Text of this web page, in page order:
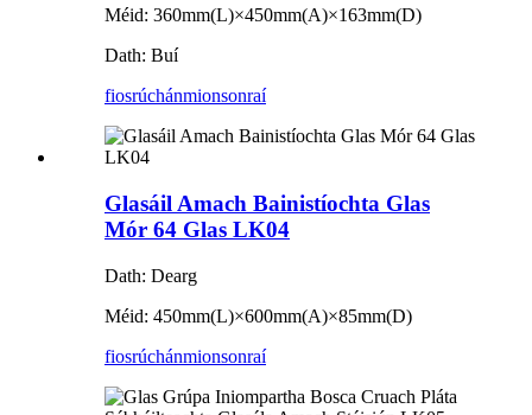
Méid: 360mm(L)×450mm(A)×163mm(D)
Dath: Buí
fiosrúchánmionsonraí
Glasáil Amach Bainistíochta Glas
Mór 64 Glas LK04
Dath: Dearg
Méid: 450mm(L)×600mm(A)×85mm(D)
fiosrúchánmionsonraí